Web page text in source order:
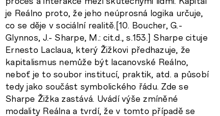
je Reálno proto, že jeho neúprosná logika určuje,
co se děje v sociální realitě.[10. Boucher, G.-
Glynnos, J.- Sharpe, M.: cit.d., s.153.] Sharpe cituje
Ernesto Laclaua, který Žižkovi předhazuje, že
kapitalismus nemůže být lacanovské Reálno,
neboť je to soubor institucí, praktik, atd. a působí
tedy jako součást symbolického řádu. Zde se
Sharpe Žižka zastává. Uvádí výše zmíněné
modality Reálna a tvrdí, že v tomto případě se